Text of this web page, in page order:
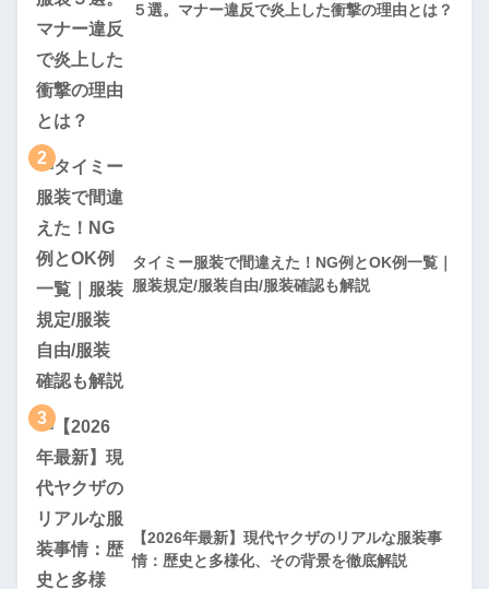
５選。マナー違反で炎上した衝撃の理由とは？
2
タイミー服装で間違えた！NG例とOK例一覧｜
服装規定/服装自由/服装確認も解説
3
【2026年最新】現代ヤクザのリアルな服装事
情：歴史と多様化、その背景を徹底解説